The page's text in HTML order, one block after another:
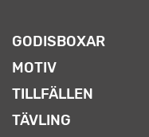
GODISBOXAR
MOTIV
TILLFÄLLEN
TÄVLING